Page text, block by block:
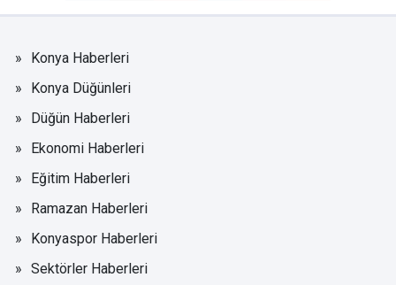
Konya Haberleri
Konya Düğünleri
Düğün Haberleri
Ekonomi Haberleri
Eğitim Haberleri
Ramazan Haberleri
Konyaspor Haberleri
Sektörler Haberleri